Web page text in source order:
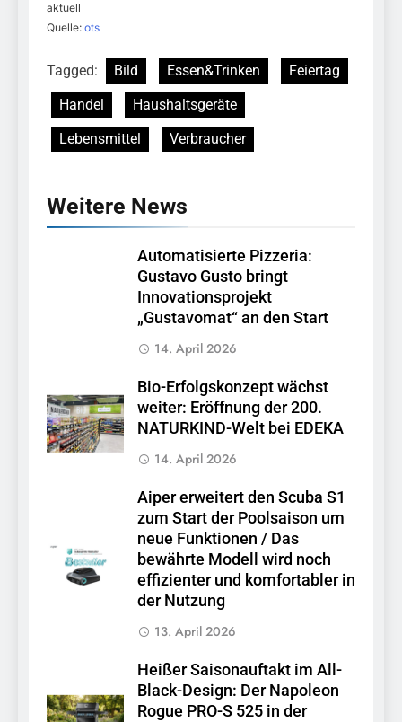
aktuell
Quelle: ots
Tagged: Bild Essen&Trinken
Feiertag
Handel
Haushaltsgeräte
Lebensmittel
Verbraucher
Weitere News
Automatisierte Pizzeria:
Gustavo Gusto bringt
Innovationsprojekt
„Gustavomat“ an den Start
14. April 2026
Bio-Erfolgskonzept wächst
weiter: Eröffnung der 200.
NATURKIND-Welt bei EDEKA
14. April 2026
Aiper erweitert den Scuba S1
zum Start der Poolsaison um
neue Funktionen / Das
bewährte Modell wird noch
effizienter und komfortabler in
der Nutzung
13. April 2026
Heißer Saisonauftakt im All-
Black-Design: Der Napoleon
Rogue PRO-S 525 in der